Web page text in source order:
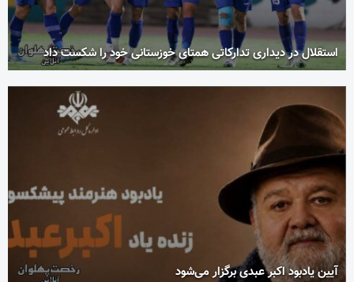
استقلال در دیداری تدارکاتی همتای خوزستانی خود را شکست داد
آیین یادبود اکبر عبدی برگزار می‌شود